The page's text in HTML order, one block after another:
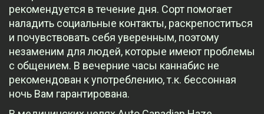
рекомендуется в течение дня. Сорт помогает
наладить социальные контакты, раскрепоститься
и почувствовать себя уверенным, поэтому
незаменим для людей, которые имеют проблемы
с общением. В вечерние часы каннабис не
рекомендован к употреблению, т.к. бессонная
ночь Вам гарантирована.